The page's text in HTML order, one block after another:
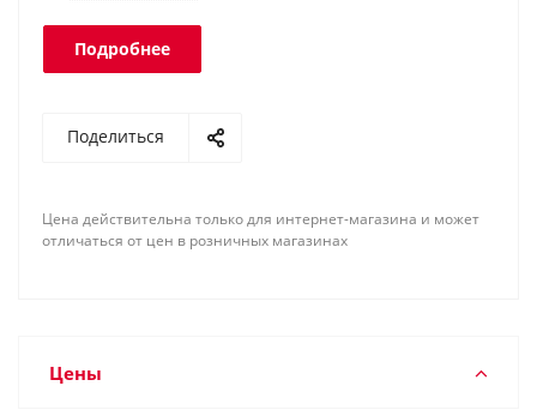
Подробнее
Поделиться
Цена действительна только для интернет-магазина и может
отличаться от цен в розничных магазинах
Цены